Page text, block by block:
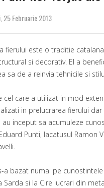
25 Februarie 2013
fierului este o traditie
si decorativ. El a
sa de a reinvia tehnicile si
cel care a utilizat in mod
in prelucrarea fierului
inceput sa acumuleze
Punti, lacatusul Ramon
a bazat numai pe
Sarda si la Cire lucrari din